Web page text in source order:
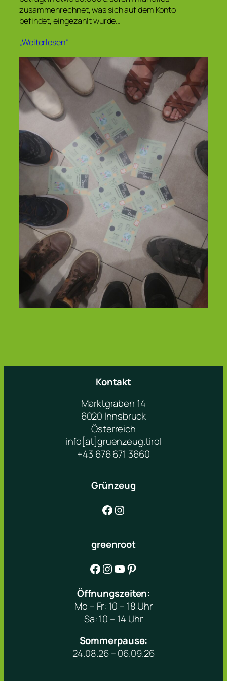
zusammenrechnet, was sich auf dem Konto
befindet, eingezahlt wurde…
„Weiterlesen“
Kontakt
Marktgraben 14
6020 Innsbruck
Österreich
info[at]gruenzeug.tirol
+43 676 671 3660
Grünzeug
Facebook Instagram
greenroot
Facebook Instagram YouTube Pinterest
Öffnungszeiten:
Mo – Fr: 10 – 18 Uhr
Sa: 10 – 14 Uhr
Sommerpause:
24.08.26 – 06.09.26